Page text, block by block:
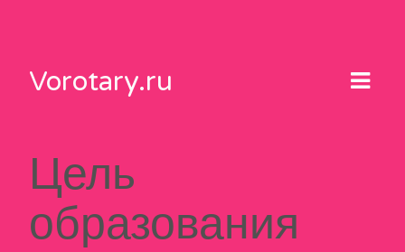
contentVorotary.ru
Цель
образования